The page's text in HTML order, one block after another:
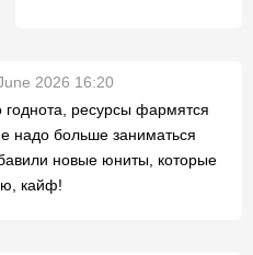
2026 16:20
годнота, ресурсы фармятся
надо больше заниматься
новые юниты, которые
кайф!